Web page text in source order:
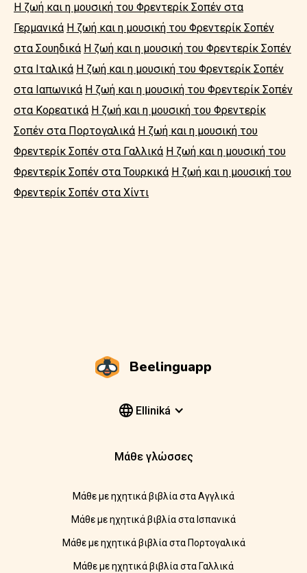
Η ζωή και η μουσική του Φρεντερίκ Σοπέν στα
Γερμανικά Η ζωή και η μουσική του Φρεντερίκ Σοπέν
στα Σουηδικά Η ζωή και η μουσική του Φρεντερίκ Σοπέν
στα Ιταλικά Η ζωή και η μουσική του Φρεντερίκ Σοπέν
στα Ιαπωνικά Η ζωή και η μουσική του Φρεντερίκ Σοπέν
στα Κορεατικά Η ζωή και η μουσική του Φρεντερίκ
Σοπέν στα Πορτογαλικά Η ζωή και η μουσική του
Φρεντερίκ Σοπέν στα Γαλλικά Η ζωή και η μουσική του
Φρεντερίκ Σοπέν στα Τουρκικά Η ζωή και η μουσική του
Φρεντερίκ Σοπέν στα Χίντι
Beelinguapp
Elliniká
Μάθε γλώσσες
Μάθε με ηχητικά βιβλία στα Αγγλικά
Μάθε με ηχητικά βιβλία στα Ισπανικά
Μάθε με ηχητικά βιβλία στα Πορτογαλικά
Μάθε με ηχητικά βιβλία στα Γαλλικά